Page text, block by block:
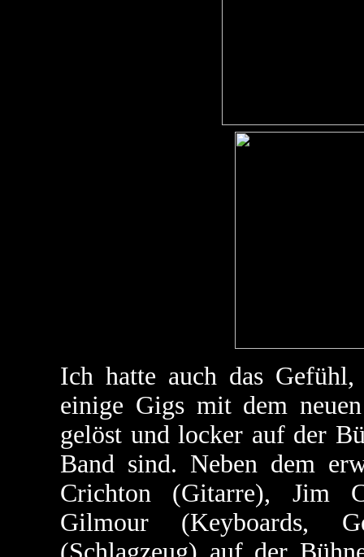
Ich hatte auch das
einige Gigs mit dem
gelöst und locker auf der
Band sind. Neben dem
Crichton (Gitarre), Jim
Gilmour (Keyboards,